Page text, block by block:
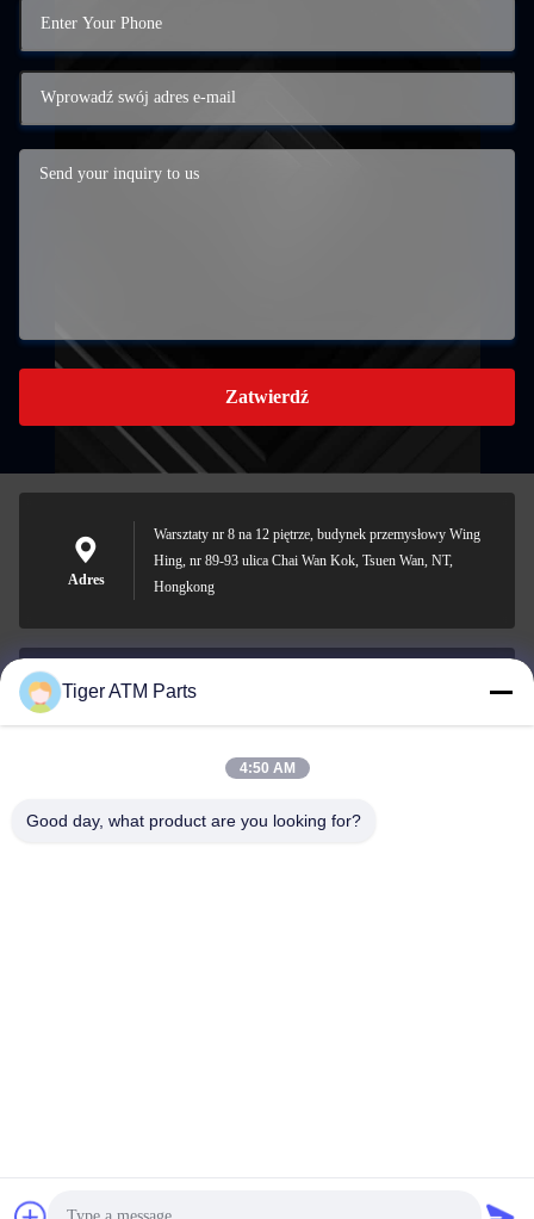
Zatwierdź
Adres
Warsztaty nr 8 na 12 piętrze, budynek przemysłowy Wing
Hing, nr 89-93 ulica Chai Wan Kok, Tsuen Wan, NT,
Hongkong
Wiadomość
Tiger ATM Parts
4:50 AM
Good day, what product are you looking for?